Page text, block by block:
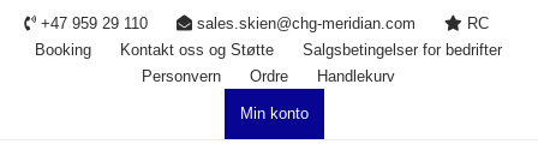
Skip
+47 959 29 110 sales.skien@chg-meridian.com
RC
Booking
Kontakt oss og Støtte
Salgsbetingelser for bedrifter
Personvern
Ordre Handlekurv
Min konto